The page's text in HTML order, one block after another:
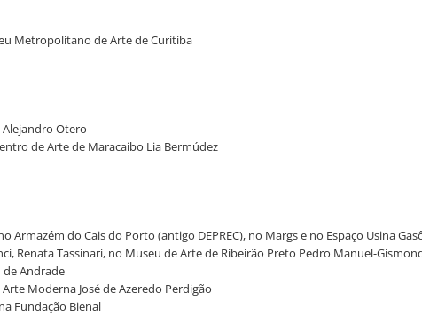
Metropolitano de Arte de Curitiba
Alejandro Otero
de Arte de Maracaibo Lia Bermúdez
Armazém do Cais do Porto (antigo DEPREC), no Margs e no Espaço Usina
Renata Tassinari, no Museu de Arte de Ribeirão Preto Pedro Manuel-
de Andrade
Moderna José de Azeredo Perdigão
Fundação Bienal